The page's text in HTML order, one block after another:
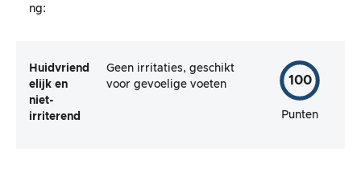
ng:
Huidvriend
elijk en
niet-
irriterend
Geen irritaties, geschikt
voor gevoelige voeten
100
Punten